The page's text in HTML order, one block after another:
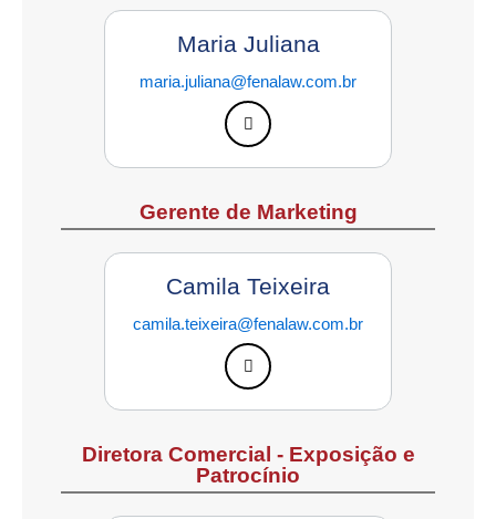
Maria Juliana
maria.juliana@fenalaw.com.br
Gerente de Marketing
Camila Teixeira
camila.teixeira@fenalaw.com.br
Diretora Comercial - Exposição e
Patrocínio